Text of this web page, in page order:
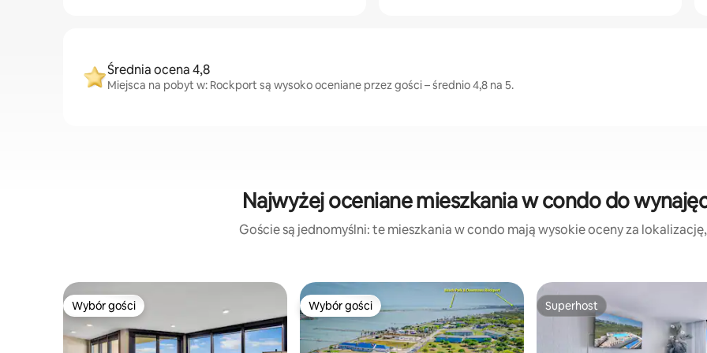
Średnia ocena 4,8
Miejsca na pobyt w: Rockport są wysoko oceniane przez gości – średnio 4,8 na 5.
Najwyżej oceniane mieszkania w condo do
Goście są jednomyślni: te mieszkania w condo mają wysokie oceny za
Wybór gości
Wybór gości Wybór gości
Wybór gości Superhost
Superhost